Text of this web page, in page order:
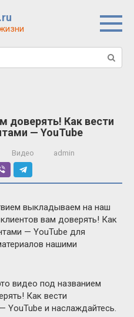
доверять! Как вести
— YouTube
Видео admin
выкладываем на наш
вам доверять! Как
— YouTube для
нашими
видео под названием
Как вести
YouTube и наслаждайтесь.